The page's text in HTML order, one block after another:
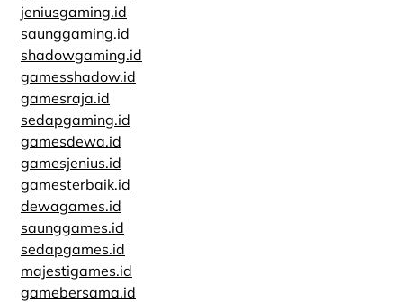
jeniusgaming.id
saunggaming.id
shadowgaming.id
gamesshadow.id
gamesraja.id
sedapgaming.id
gamesdewa.id
gamesjenius.id
gamesterbaik.id
dewagames.id
saunggames.id
sedapgames.id
majestigames.id
gamebersama.id